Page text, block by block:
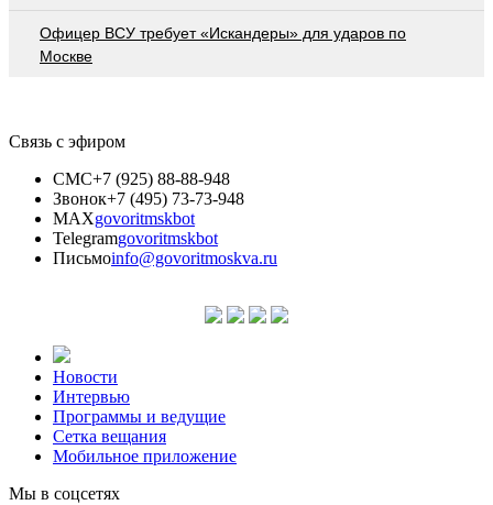
Офицер ВСУ требует «Искандеры» для ударов по
Москве
Связь с эфиром
СМС+7 (925) 88-88-948
Звонок+7 (495) 73-73-948
MAXgovoritmskbot
Telegramgovoritmskbot
Письмоinfo@govoritmoskva.ru
Новости
Интервью
Программы и ведущие
Сетка вещания
Мобильное приложение
Мы в соцсетях